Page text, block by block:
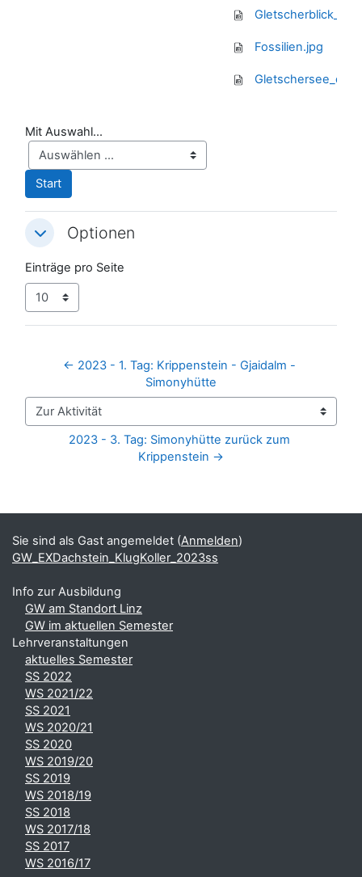
Fossilien.jpg
Mit Auswahl...
Optionen
OptionenOptionen
Einträge pro Seite
← 2023 - 1. Tag: Krippenstein - Gjaidalm -
Simonyhütte
Zur Aktivität
2023 - 3. Tag: Simonyhütte zurück zum
Krippenstein →
Ergänzungsblöcke
Sie sind als Gast angemeldet (Anmelden)
GW_EXDachstein_KlugKoller_2023ss
Info zur Ausbildung
GW am Standort Linz
GW im aktuellen Semester
Lehrveranstaltungen
aktuelles Semester
SS 2022
WS 2021/22
SS 2021
WS 2020/21
SS 2020
WS 2019/20
SS 2019
WS 2018/19
SS 2018
WS 2017/18
SS 2017
WS 2016/17